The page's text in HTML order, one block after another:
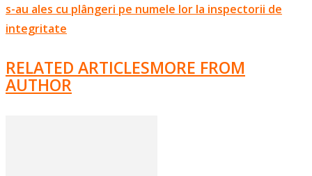
s-au ales cu plângeri pe numele lor la inspectorii de
integritate
RELATED ARTICLESMORE FROM
AUTHOR